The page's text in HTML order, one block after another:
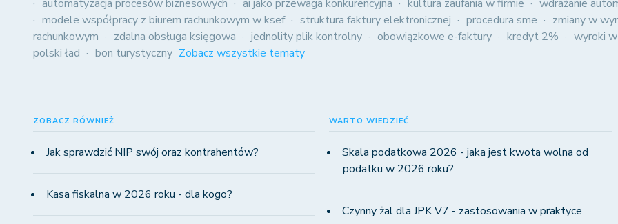
automatyzacja procesów biznesowych
ai jako przewaga konkurencyjna kultura zaufania w firmie wdrażanie
modele współpracy z biurem rachunkowym w ksef
struktura faktury elektronicznej procedura sme zmiany w
rachunkowym
zdalna obsługa księgowa jednolity plik kontrolny obowiązkowe e-faktury kredyt 2% wyroki
polski ład
bon turystyczny Zobacz wszystkie tematy
ZOBACZ RÓWNIEŻ
Jak sprawdzić NIP swój oraz kontrahentów?
Kasa fiskalna w 2026 roku - dla kogo?
WARTO WIEDZIEĆ
Skala podatkowa 2026 - jaka jest kwota wolna od
podatku w 2026 roku?
Czynny żal dla JPK V7 - zastosowania w praktyce